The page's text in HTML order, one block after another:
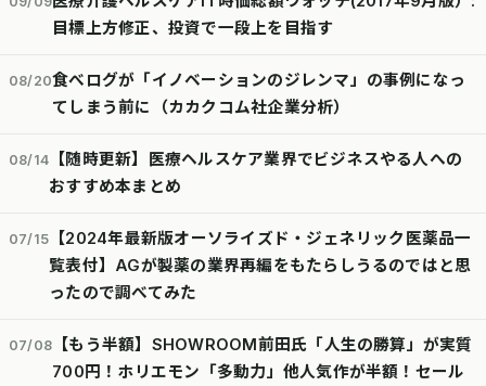
目標上方修正、投資で一段上を目指す
08/20食べログが「イノベーションのジレンマ」の事例になっ
てしまう前に（カカクコム社企業分析）
08/14
【随時更新】医療ヘルスケア業界でビジネスやる人への
おすすめ本まとめ
07/15
【2024年最新版オーソライズド・ジェネリック医薬品一
覧表付】AGが製薬の業界再編をもたらしうるのではと思
ったので調べてみた
07/08
【もう半額】SHOWROOM前田氏「人生の勝算」が実質
700円！ホリエモン「多動力」他人気作が半額！セール